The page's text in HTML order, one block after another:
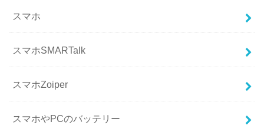
スマホ
スマホSMARTalk
スマホZoiper
スマホやPCのバッテリー